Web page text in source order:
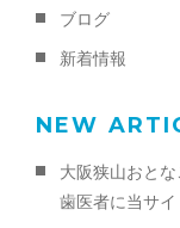
ブログ
新着情報
NEW
大阪狭山おと
歯医者に当サイ